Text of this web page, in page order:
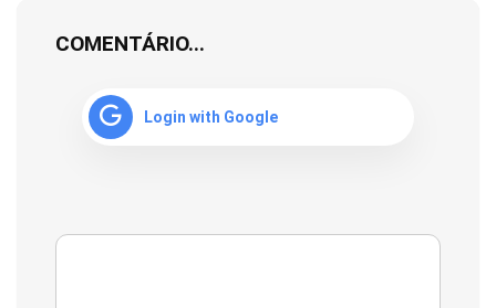
COMENTÁRIO...
Login with Google